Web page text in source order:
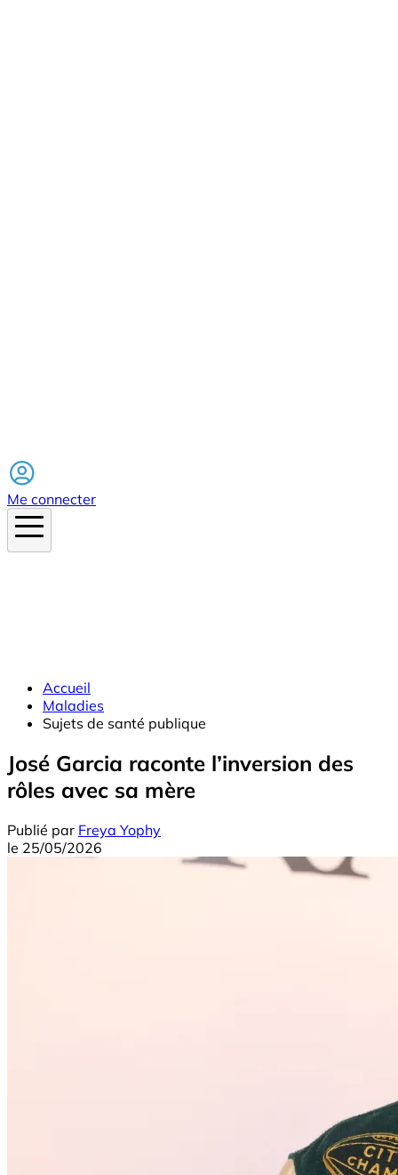
Me connecter
Accueil
Maladies
Sujets de santé publique
José Garcia raconte l’inversion des
rôles avec sa mère
Publié par Freya Yophy
le 25/05/2026